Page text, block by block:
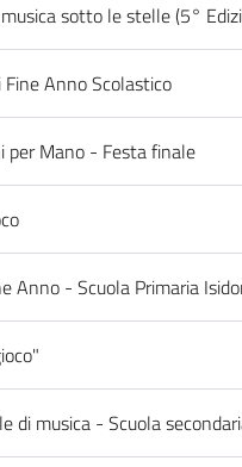
musica sotto le stelle (5°
Fine Anno Scolastico
per Mano - Festa finale
Anno - Scuola Primaria
di musica - Scuola